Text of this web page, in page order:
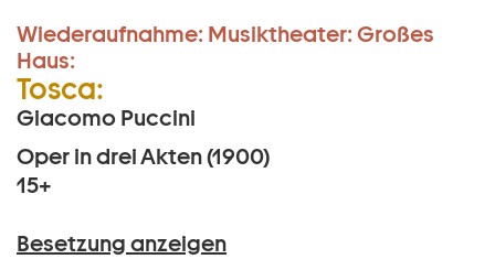
Wiederaufnahme: Musiktheater: Großes
Haus:
Tosca:
Giacomo Puccini
Oper in drei Akten (1900)
15+
Besetzung anzeigen